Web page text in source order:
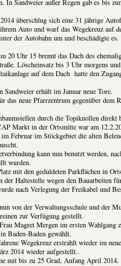
In Sandweier außer Regen gab es bis
überschlug sich eine 31 jährige
Auto und warf das Wegekreuz auf
der Autobahn um und beschädigte es.
20 Uhr 15 brennt das Dach des
Löscheinsatz bis 3 Uhr morgens
auf dem Dach hatte den
Sandweier erhält im Januar neue Tore.
das neue Pfarrzentrum gegenüber dem
durch die Topiknollen direkt
Markt in der Ortsmitte war am
Februar im Stöckgebiet die alten
kann nun benutzt werden,
wurden.
mit den geduldeten Parkflächen in
der Haltestelle wegen den Bauarbeiten
nach Verlegung der Freikabel und
von der Verwaltungsschule und der
zur Verfügung gestellt.
Magret Mergen im ersten Wahlgang
Baden-Baden gewählt.
Wegekreuz erstrahlt wieder im
2014 wieder aufgestellt..
mit bis zu 25 Grad, Anfang April 2014.